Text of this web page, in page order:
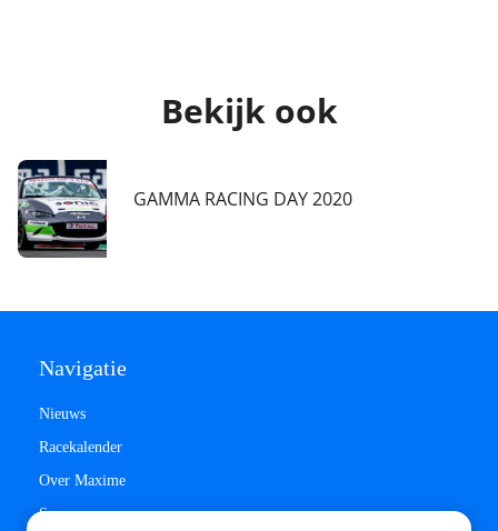
Bekijk ook
GAMMA RACING DAY 2020
Navigatie
Nieuws
Racekalender
Over Maxime
Sponsors